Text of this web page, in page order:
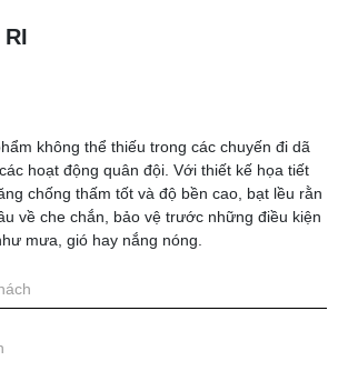
RI
không thể thiếu trong các chuyến đi dã
hoạt động quân đội. Với thiết kế họa tiết
chống thấm tốt và độ bền cao, bạt lều rằn
về che chắn, bảo vệ trước những điều kiện
mưa, gió hay nắng nóng.